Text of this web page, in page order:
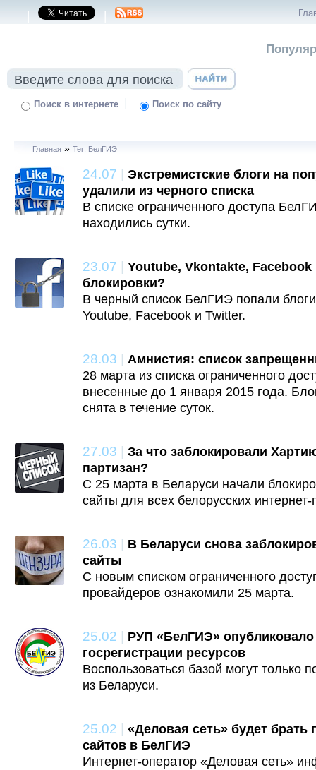
| |
Поиск в интернете | Поиск по сайту
Главная » Тег: БелГИЭ
24.07 | Экстремистские блоги на
удалили из черного списка
В списке ограниченного доступа
находились сутки.
23.07 | Youtube, Vkontakte,
блокировки?
В черный список БелГИЭ попали
Youtube, Facebook и Twitter.
28.03 | Амнистия: список
28 марта из списка ограниченного
внесенные до 1 января 2015 года.
снята в течение суток.
27.03 | За что заблокировали
партизан?
С 25 марта в Беларуси начали
сайты для всех белорусских
26.03 | В Беларуси снова
сайты
С новым списком ограниченного
провайдеров ознакомили 25 марта.
25.02 | РУП «БелГИЭ» опубликовало
госрегистрации ресурсов
Воспользоваться базой могут только
из Беларуси.
25.02 | «Деловая сеть» будет брать
сайтов в БелГИЭ
Интернет-оператор «Деловая сеть»